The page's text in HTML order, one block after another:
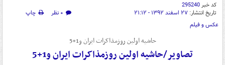
کد خبر295240
تاریخ انتشار: ۲۷ اسفند ۱۳۹۲ - ۲۱:۱۲ ۰ نظر
چاپ
عکس و فیلم
حاشیه اولین روزمذاکرات ایران و1+5
تصاویر/حاشیه اولین روزمذاکرات ایران و1+5